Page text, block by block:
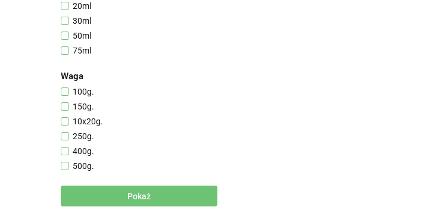
ELLA
Falcon Medical
AARKADA
Mia Calnea
20ml
30ml
50ml
75ml
125ml
150ml
300ml
500ml
1000ml
200ml
80ml
250ml
Waga
100g.
150g.
10x20g.
250g.
400g.
500g.
Pokaż